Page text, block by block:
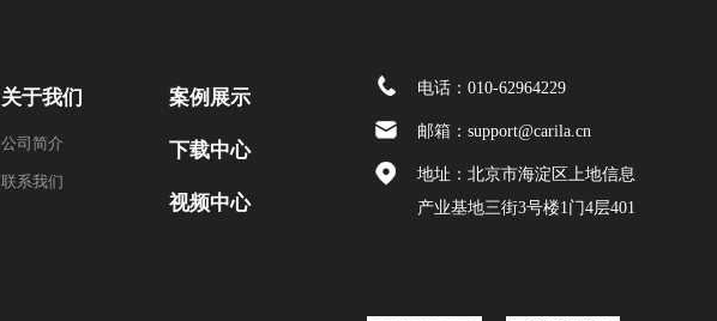
关于我们
公司简介
联系我们
案例展示
下载中心
视频中心
电话：010-62964229
邮箱：support@carila.cn
地址：北京市海淀区上地信息
产业基地三街3号楼1门4层401